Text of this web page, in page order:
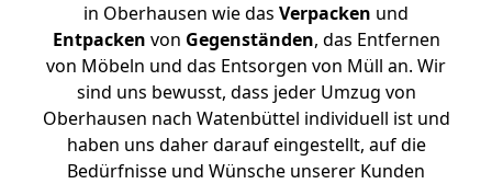
in Oberhausen wie das Verpacken und
Entpacken von Gegenständen, das Entfernen
von Möbeln und das Entsorgen von Müll an. Wir
sind uns bewusst, dass jeder Umzug von
Oberhausen nach Watenbüttel individuell ist und
haben uns daher darauf eingestellt, auf die
Bedürfnisse und Wünsche unserer Kunden